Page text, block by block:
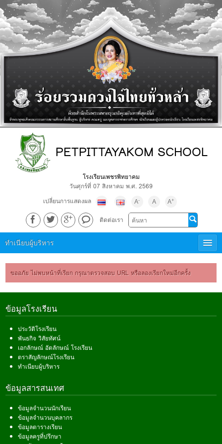
PETPITTAYAKOM SCHOOL
โรงเรียนเพชรพิทยาคม
วันศุกร์ที่ 07 สิงหาคม พ.ศ. 2569
เปลี่ยนการแสดงผล
A- A A+
ติดต่อเรา
ทำเนียบผู้บริหาร
ขออภัย ไม่พบหน้าที่เรียก กรุณาตรวจสอบ URL หรือลองเรียกใหม่อีกครั้ง
ข้อมูลโรงเรียน
ประวัติโรงเรียน
พันธกิจ วิสัยทัศน์
เอกลักษณ์ อัตลักษณ์ โรงเรียน
ตราสัญลักษณ์โรงเรียน
ทำเนียบผู้บริหาร
ข้อมูลสารสนเทศ
ข้อมูลจำนวนนักเรียน
ข้อมูลจำนวนบุคลากร
ข้อมูลตารางเรียน
ข้อมูลครูที่ปรึกษา